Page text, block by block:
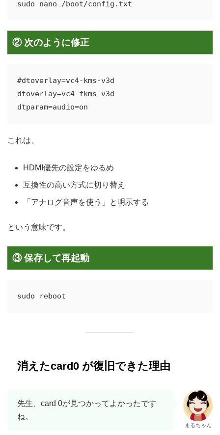
② 次のように修正
#dtoverlay=vc4-kms-v3d
dtoverlay=vc4-fkms-v3d
これは、
HDMI優先の設定をゆるめ
互換性の高い方式に切り替え
「アナログ音声を使う」と明示する
という意味です。
③ 保存して再起動
消えたcard0 が復旧できた理由
先生、card 0が見つかってよかったです
ね。
まるちゃん